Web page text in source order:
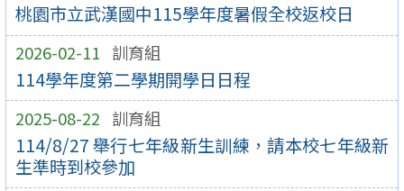
桃園市立武漢國中115學年度暑假全校返校日
2026-02-11 訓育組
114學年度第二學期開學日日程
2025-08-22 訓育組
114/8/27 舉行七年級新生訓練，請本校七年級新
生準時到校參加